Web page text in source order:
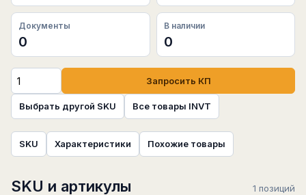
Документы
0
В наличии
0
Запросить КП
Выбрать другой SKU Все товары INVT
SKU Характеристики Похожие товары
SKU и артикулы 1 позиций